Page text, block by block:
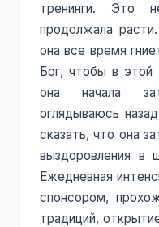
тренинги. Это
продолжала
она все время
Бог, чтобы в
она начала
оглядываюсь
сказать, что она
выздоровления в
Ежедневная
спонсором,
традиций,